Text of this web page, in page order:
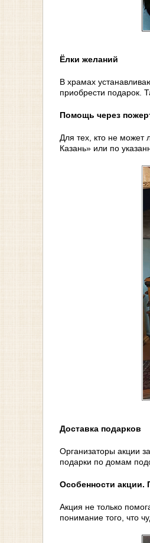
Ёлки желаний
В храмах
приобрести подарок.
Помощь через
Для тех, кто не может
Казань» или по
Доставка подарков
Организаторы акции
подарки по домам
Особенности акции.
Акция не только
понимание того, что